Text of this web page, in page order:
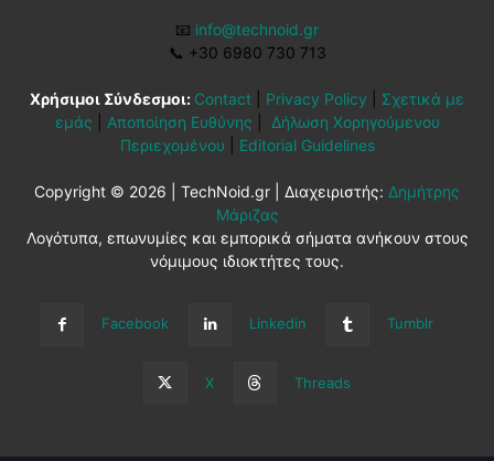
📧 info@technoid.gr
📞 +30 6980 730 713
Χρήσιμοι Σύνδεσμοι: Contact Privacy Policy
Σχετικά με
εμάς
Αποποίηση Ευθύνης
Δήλωση Χορηγούμενου
Περιεχομένου
Editorial Guidelines
Copyright © 2026 | TechNoid.gr | Διαχειριστής: Δημήτρης
Μάριζας
Λογότυπα, επωνυμίες και εμπορικά σήματα ανήκουν στους
νόμιμους ιδιοκτήτες τους.
Facebook Linkedin Tumblr
X Threads